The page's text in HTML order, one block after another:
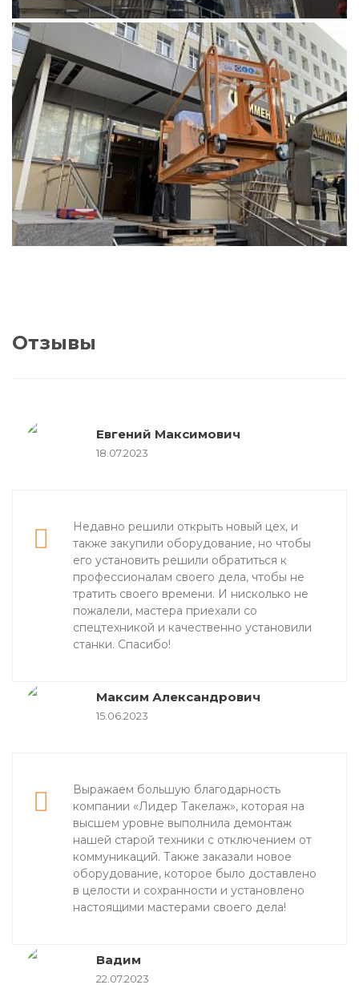
Отзывы
Евгений Максимович
18.07.2023
Недавно решили открыть новый цех, и
также закупили оборудование, но чтобы
его установить решили обратиться к
профессионалам своего дела, чтобы не
тратить своего времени. И нисколько не
пожалели, мастера приехали со
спецтехникой и качественно установили
станки. Спасибо!
Максим Александрович
15.06.2023
Выражаем большую благодарность
компании «Лидер Такелаж», которая на
высшем уровне выполнила демонтаж
нашей старой техники с отключением от
коммуникаций. Также заказали новое
оборудование, которое было доставлено
в целости и сохранности и установлено
настоящими мастерами своего дела!
Вадим
22.07.2023